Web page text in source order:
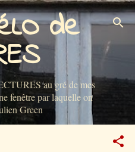
principalde
au gré de mes
fenêtre par laquelle on
Green